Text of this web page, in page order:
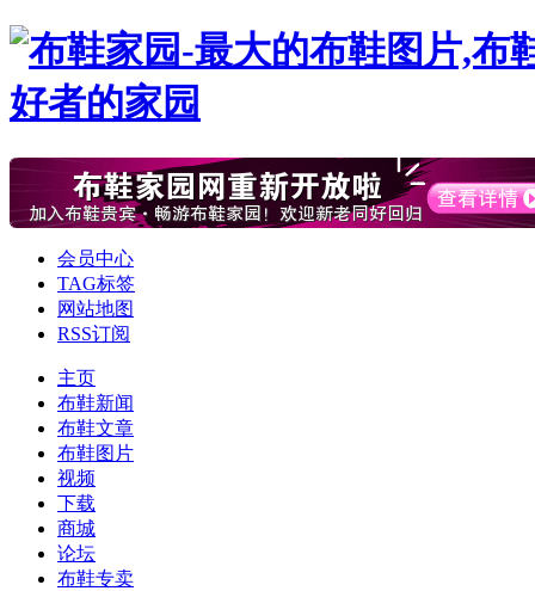
会员中心
TAG标签
网站地图
RSS订阅
主页
布鞋新闻
布鞋文章
布鞋图片
视频
下载
商城
论坛
布鞋专卖